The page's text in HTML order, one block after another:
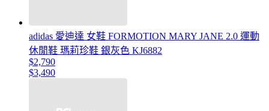
adidas 愛迪達 女鞋 FORMOTION MARY JANE 2.0 運動
休閒鞋 瑪莉珍鞋 銀灰色 KJ6882
$2,790
$3,490